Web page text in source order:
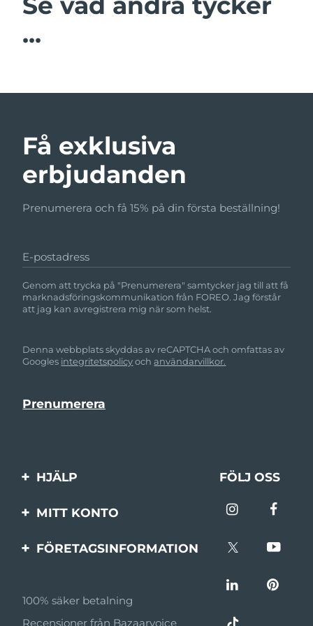
...
Få exklusiva
erbjudanden
Prenumerera och få 15% på din första beställning!
E-postadress
Genom att trycka på "Prenumerera" samtycker jag till att få
marknadsföringskommunikation från FOREO. Jag förstår
att jag kan avregistrera mig när som helst.
Denna webbplats skyddas av reCAPTCHA och omfattas av
Googles integritetspolicyochanvändarvillkor.
HJÄLP
Kontakta oss
FÖLJ OSS
MITT KONTO
Produktregistrering
FÖRETAGSINFORMATION
Affiliateprogram
100% säker betalning
Recensioner från Bazaarvoice